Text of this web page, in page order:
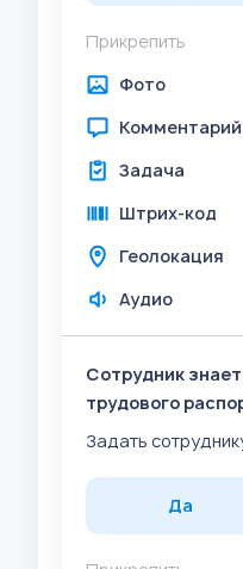
Прикрепить
Фото
Комментарий
Задача
Штрих-код
Геолокация
Аудио
Сотрудник
трудового
Задать
Да